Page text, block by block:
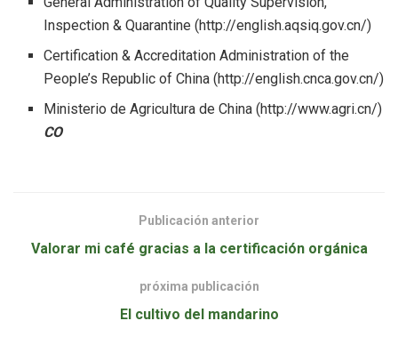
Inspection & Quarantine (http://english.aqsiq.gov.cn/)
Certification & Accreditation Administration of the
People’s Republic of China (http://english.cnca.gov.cn/)
Ministerio de Agricultura de China (http://www.agri.cn/)
CO
Publicación anterior
Valorar mi café gracias a la certificación orgánica
próxima publicación
El cultivo del mandarino